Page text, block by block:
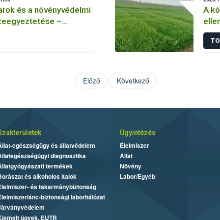
és a növényvédelmi
–
A
Előző Következő
egészségügy és állatvédelem
diagnosztika
termékek
és alkoholos italok
és takarmánybiztonság
biztonsági laborhálózat
ügyek, EUTR
Ügyintézés
Élelmiszer
Állat
Növény
Labor/Egyéb